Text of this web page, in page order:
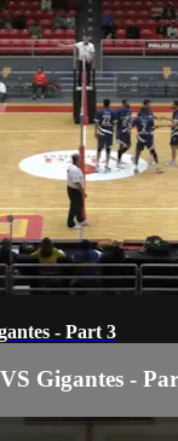
- Part 3
Gigantes -